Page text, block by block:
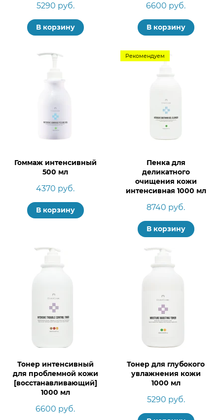
5290 руб.
В корзину
6600 руб.
В корзину
Гоммаж интенсивный
500 мл
4370 руб.
В корзину
Рекомендуем
Пенка для
деликатного
очищения кожи
интенсивная 1000 мл
8740 руб.
В корзину
Тонер интенсивный
для проблемной кожи
[восстанавливающий]
1000 мл
6600 руб.
Тонер для глубокого
увлажнения кожи
1000 мл
5290 руб.